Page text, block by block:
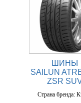
ШИНЫ
SAILUN
ZSR
Страна бренда: